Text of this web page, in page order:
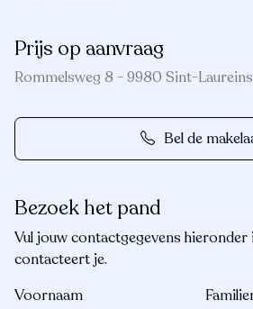
Prijs op aanvraag
Rommelsweg 8 - 9980 Sint-Laureins
Bel de
Bezoek het pand
Vul jouw contactgegevens hieronder
contacteert je.
Voornaam